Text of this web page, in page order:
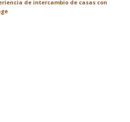
de intercambio de casas con